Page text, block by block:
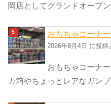
岡店としてグランドオープン
おもちゃコーナ
2026年8月4日 に投稿
おもちゃコーナ
カ箱やちょっとレアなガン